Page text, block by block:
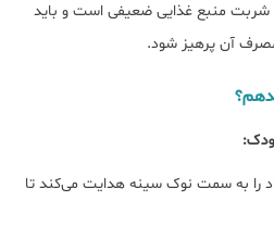
شربت منبع غذایی ضعیفی است و باید
آن پرهیز شود.
را به سمت نوک سینه هدایت می‌کند تا